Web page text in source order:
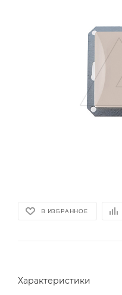
В ИЗБРАННОЕ
Характеристики